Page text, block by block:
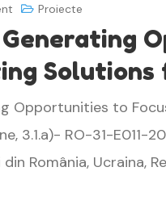
Proiecte
Generating
Solutions
Opportunities to
3.1.a)- RO-31-E011-
România, Ucraina,